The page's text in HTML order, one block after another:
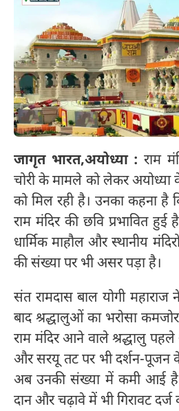
जागृत भारत,अयोध्या : राम
चोरी के मामले को लेकर अयोध्या
को मिल रही है। उनका कहना
राम मंदिर की छवि प्रभावित हुई
धार्मिक माहौल और स्थानीय
की संख्या पर भी असर पड़ा है।
संत रामदास बाल योगी
बाद श्रद्धालुओं का भरोसा
राम मंदिर आने वाले श्रद्धालु
और सरयू तट पर भी दर्शन-
अब उनकी संख्या में कमी आई है।
दान और चढ़ावे में भी गिरावट दर्ज